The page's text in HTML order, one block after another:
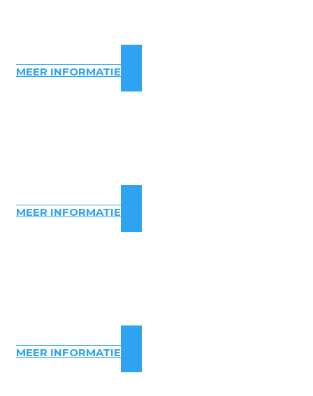
MEER INFORMATIE
MEER INFORMATIE
MEER INFORMATIE